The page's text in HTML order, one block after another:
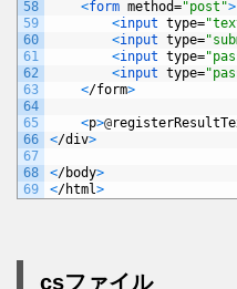
58
59
60
61
62
63
64
65
66
67
68
69
<form method="post">
<input type=
<input type=
<input type=
<input type=
</form>
<p>@
</div>
</body>
</html>
csファイル